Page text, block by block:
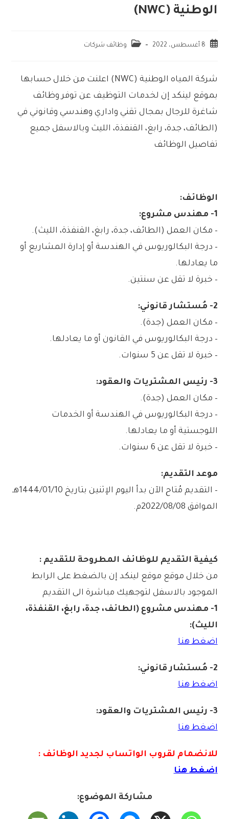
الوطنية (NWC)
8 أغسطس، 2022 وظائف شركات
شركة المياه الوطنية (NWC) اعلنت من خلال حسابها
بموقع لينكد إن لخدمات التوظيف عن توفر وظائف
شاغرة للرجال بمجال تقني واداري وهندسي وقانوني في
(الطائف، جدة، رابغ، القنفذة، الليث وبالاسفل جميع
تفاصيل الوظائف
الوظائف:
1- مهندس مشروع:
– مكان العمل (الطائف، جدة، رابغ، القنفذة، الليث).
– درجة البكالوريوس في الهندسة أو إدارة المشاريع أو
ما يعادلها.
– خبرة لا تقل عن سنتين.
2- مُستشار قانوني:
– مكان العمل (جدة).
– درجة البكالوريوس في القانون أو ما يعادلها.
– خبرة لا تقل عن 5 سنوات.
3- رئيس المشتريات والعقود:
– مكان العمل (جدة).
– درجة البكالوريوس في الهندسة أو الخدمات
اللوجستية أو ما يعادلها.
– خبرة لا تقل عن 6 سنوات.
موعد التقديم:
– التقديم مُتاح الآن بدأ اليوم الإثنين بتاريخ 1444/01/10هـ
الموافق 2022/08/08م.
كيفية التقديم للوظائف المطروحة للتقديم :
من خلال موقع موقع لينكد إن بالضغط على الرابط
الموجود بالاسفل لتوجهيك مباشرة الى التقديم
1- مهندس مشروع (الطائف، جدة، رابغ، القنفذة،
الليث):
اضغط هنا
2- مُستشار قانوني:
اضغط هنا
3- رئيس المشتر
يات والعقود:
اضغط هنا
للانضمام لقروب الواتساب لجديد الوظائف :
اضغط هنا
مشاركة الموضوع: